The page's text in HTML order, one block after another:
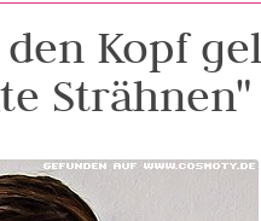
Kopf
Strähnen"